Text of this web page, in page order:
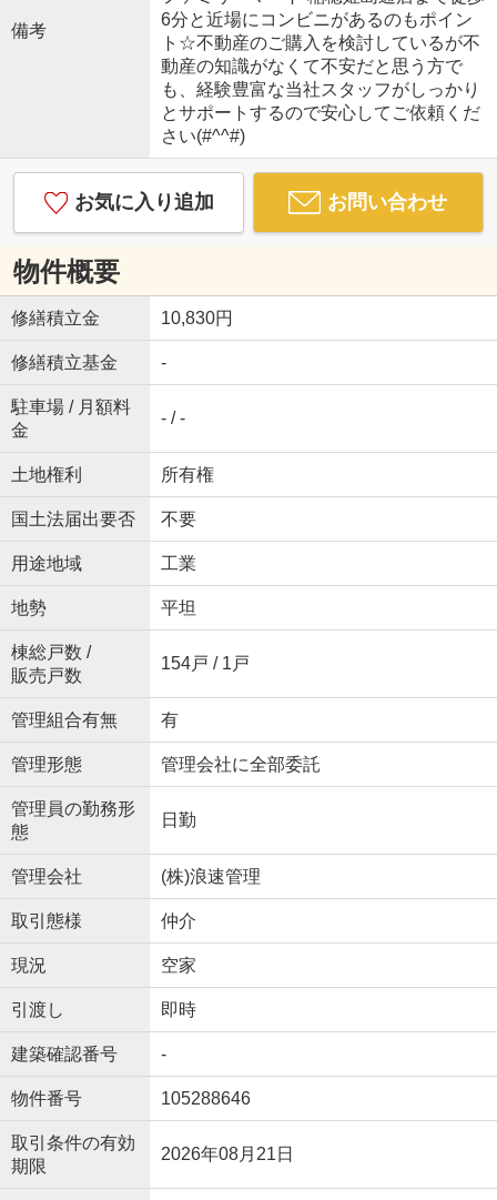
備考
6分と近場にコンビニがあるのもポイン
ト☆不動産のご購入を検討しているが不
動産の知識がなくて不安だと思う方で
も、経験豊富な当社スタッフがしっかり
とサポートするので安心してご依頼くだ
さい(#^^#)
お気に入り追加 お問い合わせ
物件概要
修繕積立金 10,830円
修繕積立基金 -
駐車場 / 月額料
金
- / -
土地権利 所有権
国土法届出要否 不要
用途地域 工業
地勢 平坦
棟総戸数 /
販売戸数
154戸 / 1戸
管理組合有無 有
管理形態 管理会社に全部委託
管理員の勤務形
態
日勤
管理会社 (株)浪速管理
取引態様 仲介
現況 空家
引渡し 即時
建築確認番号 -
物件番号 105288646
取引条件の有効
期限
2026年08月21日